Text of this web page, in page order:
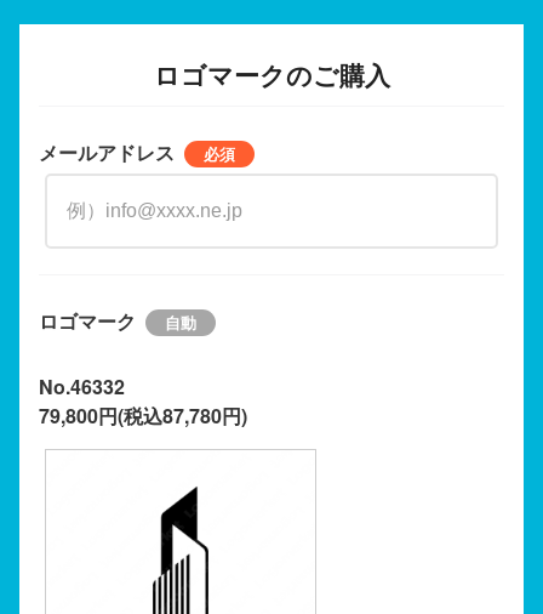
ロゴマークのご購入
メールアドレス
ロゴマーク
No.46332
79,800円(税込87,780円)